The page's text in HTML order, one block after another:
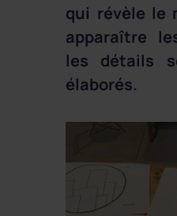
qui révèle le
apparaître
les détails
élaborés.